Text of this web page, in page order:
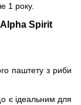
1 року.
Spirit
паштету з риби
є ідеальним для